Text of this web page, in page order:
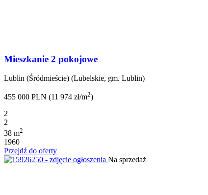
Mieszkanie 2 pokojowe
Lublin (Śródmieście) (Lubelskie, gm. Lublin)
455 000 PLN (11 974 zł/m2)
2
2
38 m2
1960
Przejdź do oferty
Na sprzedaż